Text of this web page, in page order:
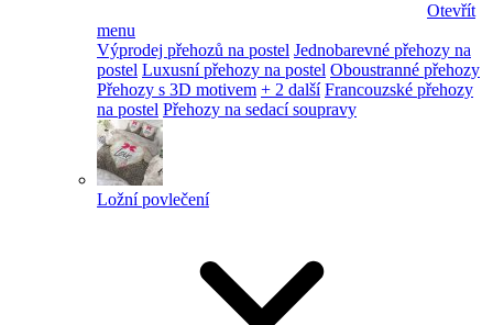
Otevřít
menu
Výprodej přehozů na postel Jednobarevné přehozy na
postel Luxusní přehozy na postel Oboustranné přehozy
Přehozy s 3D motivem + 2 další Francouzské přehozy
na postel Přehozy na sedací soupravy
Ložní povlečení